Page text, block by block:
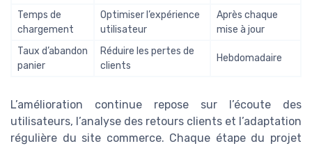
Temps de
chargement
Optimiser l’expérience
utilisateur
Après chaque
mise à jour
Taux d’abandon
panier
Réduire les pertes de
clients
Hebdomadaire
L’amélioration continue repose sur l’écoute des
utilisateurs, l’analyse des retours clients et l’adaptation
régulière du site commerce. Chaque étape du projet